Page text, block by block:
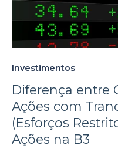
Investimentos
Diferença entre
Ações com
(Esforços
Ações na B3